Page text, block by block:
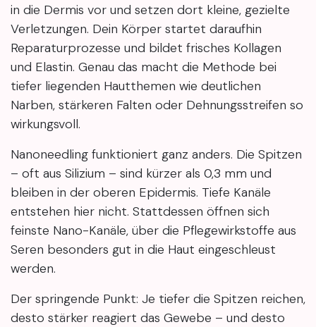
in die Dermis vor und setzen dort kleine, gezielte
Verletzungen. Dein Körper startet daraufhin
Reparaturprozesse und bildet frisches Kollagen
und Elastin. Genau das macht die Methode bei
tiefer liegenden Hautthemen wie deutlichen
Narben, stärkeren Falten oder Dehnungsstreifen so
wirkungsvoll.
Nanoneedling funktioniert ganz anders. Die Spitzen
– oft aus Silizium – sind kürzer als 0,3 mm und
bleiben in der oberen Epidermis. Tiefe Kanäle
entstehen hier nicht. Stattdessen öffnen sich
feinste Nano-Kanäle, über die Pflegewirkstoffe aus
Seren besonders gut in die Haut eingeschleust
werden.
Der springende Punkt: Je tiefer die Spitzen reichen,
desto stärker reagiert das Gewebe – und desto